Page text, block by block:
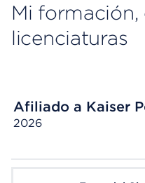
Mi
licenciaturas
Afiliado a Kaiser
2026